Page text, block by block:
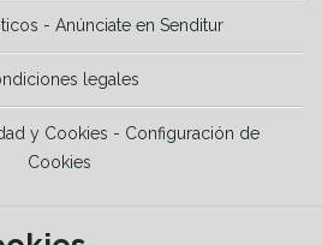
- Anúnciate en Senditur
legales
y Cookies - Configuración de
Cookies